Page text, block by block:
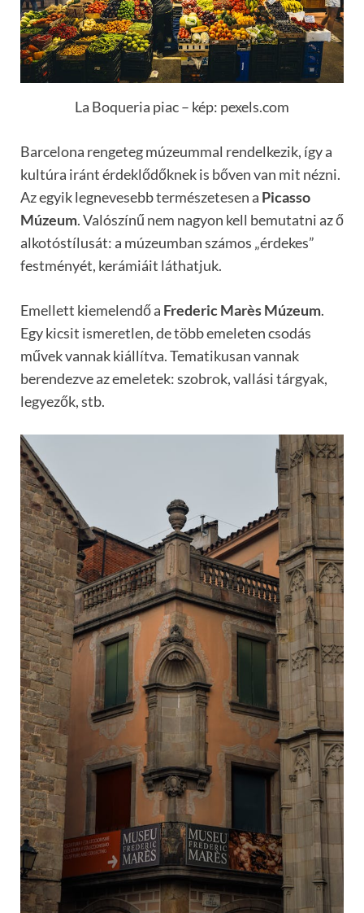
La Boqueria piac – kép: pexels.com
Barcelona rengeteg múzeummal rendelkezik, így a
kultúra iránt érdeklődőknek is bőven van mit nézni.
Az egyik legnevesebb természetesen a Picasso
Múzeum. Valószínű nem nagyon kell bemutatni az ő
alkotóstílusát: a múzeumban számos „érdekes”
festményét, kerámiáit láthatjuk.
Emellett kiemelendő a Frederic Marès Múzeum.
Egy kicsit ismeretlen, de több emeleten csodás
művek vannak kiállítva. Tematikusan vannak
berendezve az emeletek: szobrok, vallási tárgyak,
legyezők, stb.